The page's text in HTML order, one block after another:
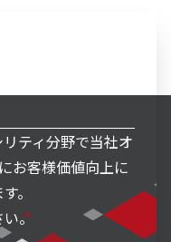
ティ分野で当社オ
お客様価値向上に
。
。